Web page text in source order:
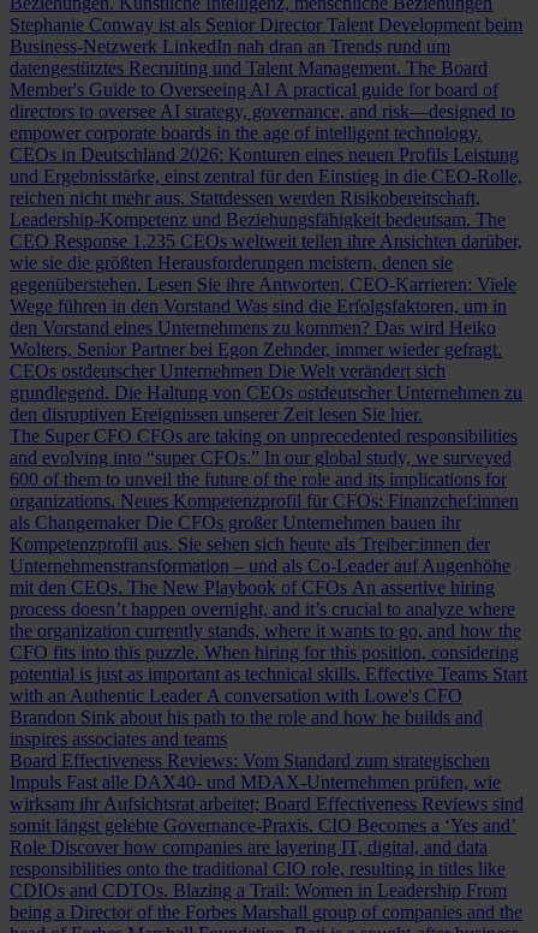
Stephanie Conway ist als Senior Director Talent Development beim
Business-Netzwerk LinkedIn nah dran an Trends rund um
datengestütztes Recruiting und Talent Management. The Board
Member's Guide to Overseeing AI A practical guide for board of
directors to oversee AI strategy, governance, and risk—designed to
empower corporate boards in the age of intelligent technology.
CEOs in Deutschland 2026: Konturen eines neuen Profils Leistung
und Ergebnisstärke, einst zentral für den Einstieg in die CEO-Rolle,
reichen nicht mehr aus. Stattdessen werden Risikobereitschaft,
Leadership-Kompetenz und Beziehungsfähigkeit bedeutsam. The
CEO Response 1.235 CEOs weltweit teilen ihre Ansichten darüber,
wie sie die größten Herausforderungen meistern, denen sie
gegenüberstehen. Lesen Sie ihre Antworten. CEO-Karrieren: Viele
Wege führen in den Vorstand Was sind die Erfolgsfaktoren, um in
den Vorstand eines Unternehmens zu kommen? Das wird Heiko
Wolters, Senior Partner bei Egon Zehnder, immer wieder gefragt.
CEOs ostdeutscher Unternehmen Die Welt verändert sich
grundlegend. Die Haltung von CEOs ostdeutscher Unternehmen zu
den disruptiven Ereignissen unserer Zeit lesen Sie hier.
The Super CFO CFOs are taking on unprecedented responsibilities
and evolving into “super CFOs.” In our global study, we surveyed
600 of them to unveil the future of the role and its implications for
organizations. Neues Kompetenzprofil für CFOs: Finanzchef:innen
als Changemaker Die CFOs großer Unternehmen bauen ihr
Kompetenzprofil aus. Sie sehen sich heute als Treiber:innen der
Unternehmenstransformation – und als Co-Leader auf Augenhöhe
mit den CEOs. The New Playbook of CFOs An assertive hiring
process doesn’t happen overnight, and it’s crucial to analyze where
the organization currently stands, where it wants to go, and how the
CFO fits into this puzzle. When hiring for this position, considering
potential is just as important as technical skills. Effective Teams Start
with an Authentic Leader A conversation with Lowe's CFO
Brandon Sink about his path to the role and how he builds and
inspires associates and teams
Board Effectiveness Reviews: Vom Standard zum strategischen
Impuls Fast alle DAX40- und MDAX-Unternehmen prüfen, wie
wirksam ihr Aufsichtsrat arbeitet; Board Effectiveness Reviews sind
somit längst gelebte Governance-Praxis. CIO Becomes a ‘Yes and’
Role Discover how companies are layering IT, digital, and data
responsibilities onto the traditional CIO role, resulting in titles like
CDIOs and CDTOs. Blazing a Trail: Women in Leadership From
being a Director of the Forbes Marshall group of companies and the